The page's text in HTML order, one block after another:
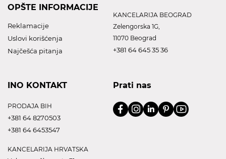
OPŠTE INFORMACIJE
Reklamacije
Uslovi korišćenja
Najčešća pitanja
KANCELARIJA BEOGRAD
Zelengorska 1G,
11070 Beograd
+381 64 645 35 36
INO KONTAKT
PRODAJA BIH
+381 64 8270503
+381 64 6453547
KANCELARIJA HRVATSKA
Prati nas